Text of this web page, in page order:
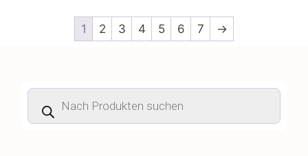
1 2 3 4 5 6 7 →
Products
search